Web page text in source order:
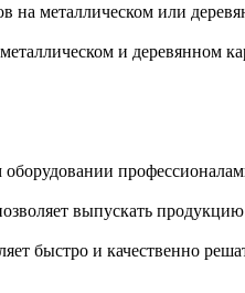
на металлическом или
и деревянном
выпускать
быстро и качественно